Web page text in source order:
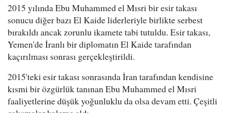
2015 yılında Ebu Muhammed el Mısri bir esir takası
sonucu diğer bazı El Kaide liderleriyle birlikte serbest
bırakıldı ancak zorunlu ikamete tabi tutuldu. Esir takası,
Yemen'de İranlı bir diplomatın El Kaide tarafından
kaçırılması sonrası gerçekleştirildi.
2015'teki esir takası sonrasında İran tarafından kendisine
kısmi bir özgürlük tanınan Ebu Muhammed el Mısri
faaliyetlerine düşük yoğunluklu da olsa devam etti. Çeşitli